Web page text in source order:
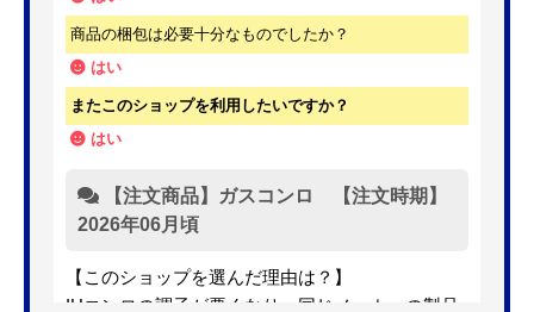
商品の梱包は必要十分なものでしたか？
はい
またこのショップを利用したいですか？
はい
【注文商品】ガスコンロ 【注文時期】
2026年06月頃
【このショップを選んだ理由は？】
IHコンロの調子が悪くなり、同じメーカーの製品